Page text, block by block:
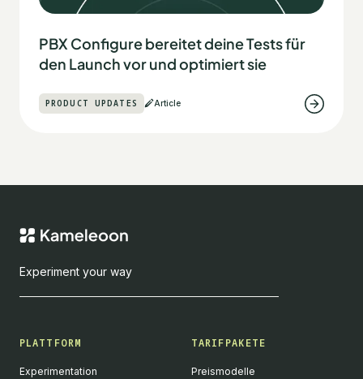
PBX Configure bereitet deine Tests für
den Launch vor und optimiert sie
PRODUCT UPDATES Article
Experiment your way
PLATTFORM
Experimentation
TARIFPAKETE
Preismodelle